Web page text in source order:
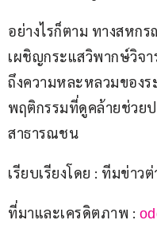
อย่างไรก็ตาม ทางสหก
เผชิญกระแสวิพากษ์วิจ
ถึงความหละหลวมของ
พฤติกรรมที่ดูคล้ายช่วย
สาธารณชน
เรียบเรียงโดย : ทีมข่าว
ที่มาและเครดิตภาพ :